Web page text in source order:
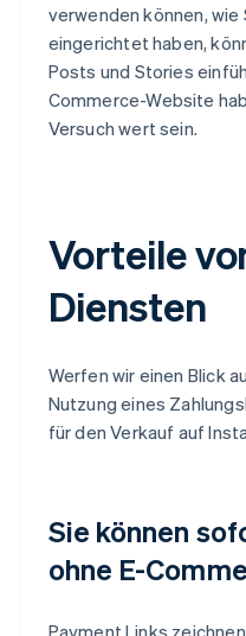
verwenden können, wie
eingerichtet haben,
Posts und Stories
Commerce-Website
Versuch wert sein.
Vorteile
Diensten
Werfen wir einen Blick
Nutzung eines
für den Verkauf auf
Sie können
ohne E-
Payment Links